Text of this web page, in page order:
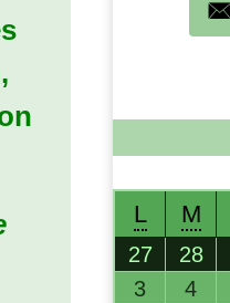
L M
27 28
3
4